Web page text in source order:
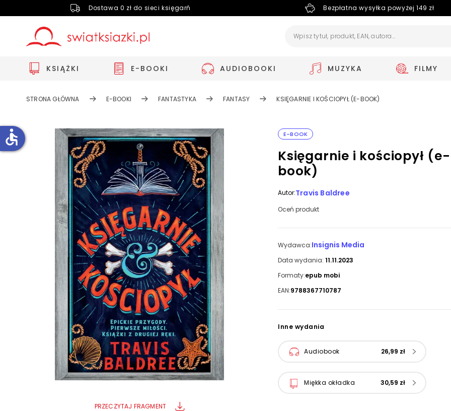
Dostawa 0 zł do sieci księgarń Bezpłatna wysyłka powyżej 149 zł
KSIĄŻKI E-BOOKI AUDIOBOOKI MUZYKA FILMY
STRONA GŁÓWNA E-BOOKI FANTASTYKA FANTASY KSIĘGARNIE I KOŚCIOPYŁ (E-BOOK)
PRZECZYTAJ FRAGMENT
E-BOOK
Księgarnie i kościopył (e-
book)
Autor:Travis Baldree
Oceń produkt
Wydawca:Insignis Media
Data wydania: 11.11.2023
Formaty:epub mobi
EAN:9788367710787
Inne wydania
Audiobook 26,99 zł
Miękka okładka 30,59 zł
accessible
Zwiększ rozmiar czcionki
Zmniejsz rozmiar czcionki
Odwróć kolory
Skala szarości
Powiększony kursor
Pomoc w czytaniu
Podkreślenie linków